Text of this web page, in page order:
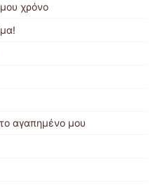
χρόνο
αγαπημένο μου